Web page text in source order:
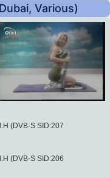
Various)
(DVB-S SID:207
(DVB-S SID:206